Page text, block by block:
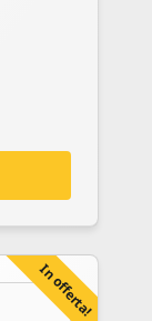
In offerta!